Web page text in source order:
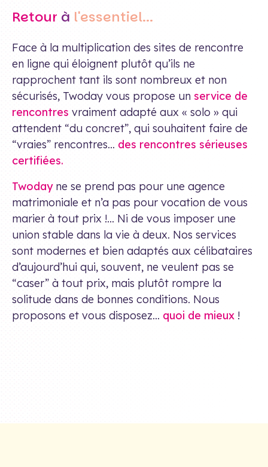
Retour à l'essentiel...
Face à la multiplication des sites de rencontre
en ligne qui éloignent plutôt qu’ils ne
rapprochent tant ils sont nombreux et non
sécurisés, Twoday vous propose un service de
rencontres vraiment adapté aux « solo » qui
attendent “du concret”, qui souhaitent faire de
“vraies” rencontres… des rencontres sérieuses
certifiées.
Twodayne se prend pas pour une agence
matrimoniale et n’a pas pour vocation de vous
marier à tout prix !… Ni de vous imposer une
union stable dans la vie à deux. Nos services
sont modernes et bien adaptés aux célibataires
d’aujourd’hui qui, souvent, ne veulent pas se
“caser” à tout prix, mais plutôt rompre la
solitude dans de bonnes conditions. Nous
proposons et vous disposez… quoi de mieux !